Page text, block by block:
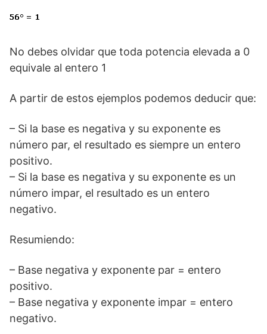
No debes olvidar que toda potencia elevada a 0
equivale al entero 1
A partir de estos ejemplos podemos deducir que:
– Si la base es negativa y su exponente es
número par, el resultado es siempre un entero
positivo.
– Si la base es negativa y su exponente es un
número impar, el resultado es un entero
negativo.
Resumiendo:
– Base negativa y exponente par = entero
positivo.
– Base negativa y exponente impar = entero
negativo.